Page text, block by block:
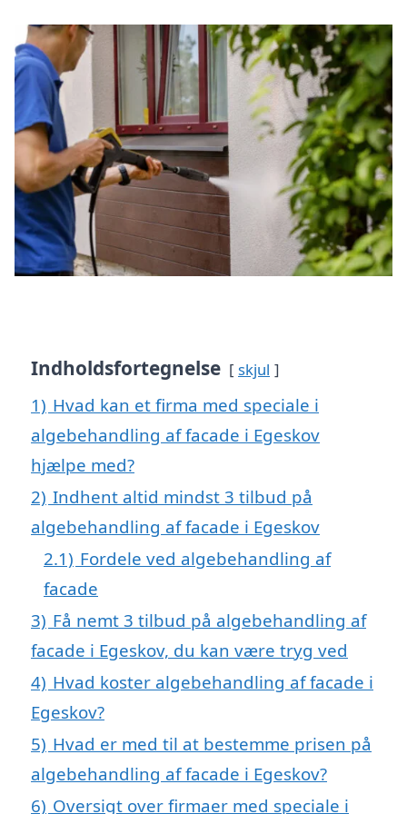
Indholdsfortegnelse skjul
1) Hvad kan et firma med speciale i
algebehandling af facade i Egeskov
hjælpe med?
2) Indhent altid mindst 3 tilbud på
algebehandling af facade i Egeskov
2.1) Fordele ved algebehandling af
facade
3) Få nemt 3 tilbud på algebehandling af
facade i Egeskov, du kan være tryg ved
4) Hvad koster algebehandling af facade i
Egeskov?
5) Hvad er med til at bestemme prisen på
algebehandling af facade i Egeskov?
6) Oversigt over firmaer med speciale i